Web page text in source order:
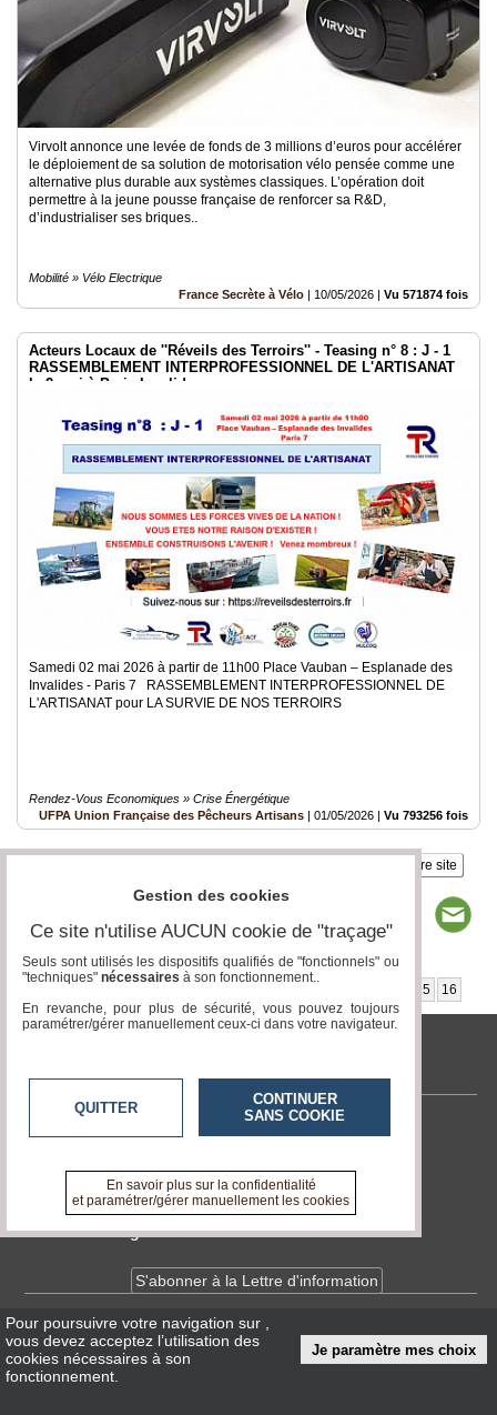
Virvolt annonce une levée de fonds de 3 millions d’euros pour accélérer
le déploiement de sa solution de motorisation vélo pensée comme une
alternative plus durable aux systèmes classiques. L’opération doit
permettre à la jeune pousse française de renforcer sa R&D,
d’industrialiser ses briques..
Mobilité » Vélo Electrique
France Secrète à Vélo | 10/05/2026 | Vu 571874 fois
Acteurs Locaux de ''Réveils des Terroirs'' - Teasing n° 8 : J - 1
RASSEMBLEMENT INTERPROFESSIONNEL DE L'ARTISANAT
le 2 mai à Paris Invalides
Samedi 02 mai 2026 à partir de 11h00 Place Vauban – Esplanade des
Invalides - Paris 7 RASSEMBLEMENT INTERPROFESSIONNEL DE
L'ARTISANAT pour LA SURVIE DE NOS TERROIRS
Rendez-Vous Economiques » Crise Énergétique
UFPA Union Française des Pêcheurs Artisans | 01/05/2026 | Vu 793256 fois
Insérez sur votre site
15 16
tvlocale.fr
Contactez-nous
A propos de tvlocale.fr
Devenir délégué
S'abonner à la Lettre d'information
InfosCNIL/RGPD
Conditions Générales d'Utilisation
Pour poursuivre votre navigation sur
vous devez acceptez l’utilisation des
cookies nécessaires à son
fonctionnement.
Je paramètre mes choix
Gestion des cookies
Ce site n'utilise AUCUN cookie de "traçage"
Seuls sont utilisés les dispositifs qualifiés de "fonctionnels" ou
"techniques" nécessaires à son fonctionnement..
En revanche, pour plus de sécurité, vous pouvez toujours
paramétrer/gérer manuellement ceux-ci dans votre navigateur.
QUITTER
CONTINUER
SANS COOKIE
En savoir plus sur la confidentialité
et paramétrer/gérer manuellement les cookies